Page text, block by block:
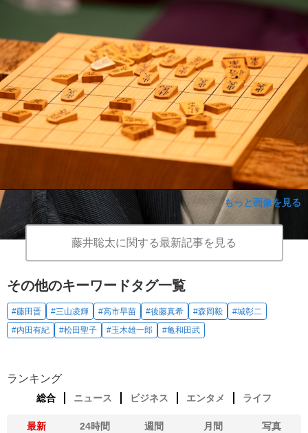
もっと画像を見る
藤井聡太に関する最新記事を見る
その他のキーワードタグ一覧
#藤田晋 #三山凌輝 #高市早苗 #後藤真希 #森岡毅
#城彰二
#内田有紀
#松田聖子 #玉木雄一郎 #亀和田武
ランキング
総合 ニュース ビジネス エンタメ ライフ
最新 24時間 週間 月間 写真